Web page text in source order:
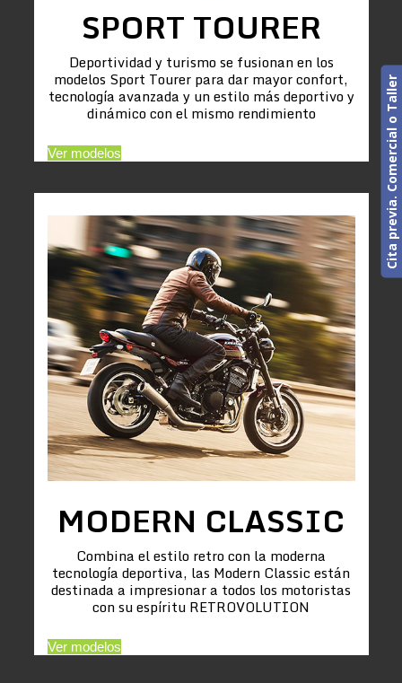
SPORT TOURER
Deportividad y turismo se fusionan en los
modelos Sport Tourer para dar mayor confort,
tecnología avanzada y un estilo más deportivo y
dinámico con el mismo rendimiento
Ver modelos
MODERN CLASSIC
Combina el estilo retro con la moderna
tecnología deportiva, las Modern Classic están
destinada a impresionar a todos los motoristas
con su espíritu RETROVOLUTION
Ver modelos
Cita previa. Comercial o Taller